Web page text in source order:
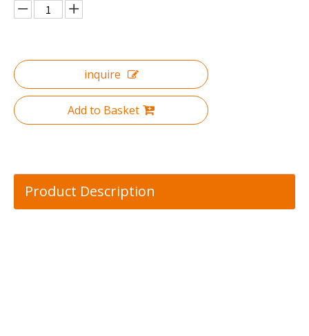
inquire
Add to Basket
Product Description